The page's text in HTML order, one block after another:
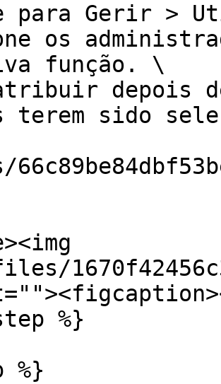
para Gerir >
os
função. \
depois
terem sido
%}
%}